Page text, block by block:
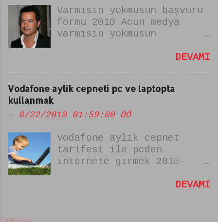
bilinir.
Varmısın yokmusun başvuru
formu 2010 Acun medya
varmısın yokmusun
beşlarken başvurularda
musun başvuru formunu
için dikkat edilmesi
MISIN YOK MUSUN BAŞVURU
FORMUNU DOLDURURKEN DİKKAT
EDİLMESİ GEREKENLER
hiçbir işe yaramaz mutlaka
DEVAMI
Vodafone aylik cepneti pc ve laptopta
kullanmak
- 6/22/2010 01:59:00 ÖÖ
Vodafone aylık cepnet
tarifesi ile pcden
internete girmek 2010-
DEVAMI
Yükleniyor...